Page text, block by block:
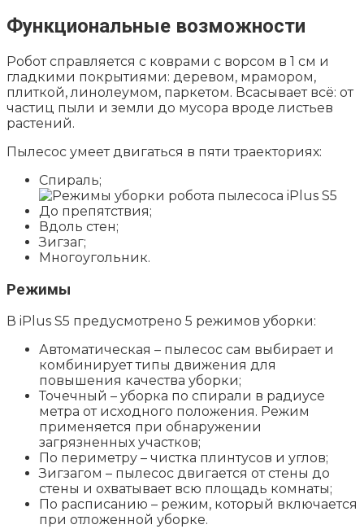
Функциональные возможности
Робот справляется с коврами с ворсом в 1 см и
гладкими покрытиями: деревом, мрамором,
плиткой, линолеумом, паркетом. Всасывает всё: от
частиц пыли и земли до мусора вроде листьев
растений.
Пылесос умеет двигаться в пяти траекториях:
Спираль;
До препятствия;
Вдоль стен;
Зигзаг;
Многоугольник.
Режимы
В iPlus S5 предусмотрено 5 режимов уборки:
Автоматическая – пылесос сам выбирает и
комбинирует типы движения для
повышения качества уборки;
Точечный – уборка по спирали в радиусе
метра от исходного положения. Режим
применяется при обнаружении
загрязненных участков;
По периметру – чистка плинтусов и углов;
Зигзагом – пылесос двигается от стены до
стены и охватывает всю площадь комнаты;
По расписанию – режим, который включается
при отложенной уборке.